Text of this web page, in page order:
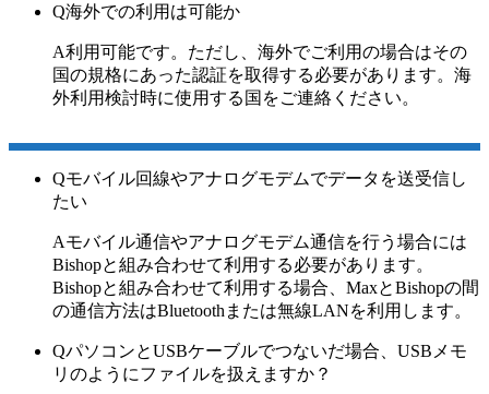
Q海外での利用は可能か
A利用可能です。ただし、海外でご利用の場合はその
国の規格にあった認証を取得する必要があります。海
外利用検討時に使用する国をご連絡ください。
Qモバイル回線やアナログモデムでデータを送受信し
たい
Aモバイル通信やアナログモデム通信を行う場合には
Bishopと組み合わせて利用する必要があります。
Bishopと組み合わせて利用する場合、MaxとBishopの間
の通信方法はBluetoothまたは無線LANを利用します。
QパソコンとUSBケーブルでつないだ場合、USBメモ
リのようにファイルを扱えますか？